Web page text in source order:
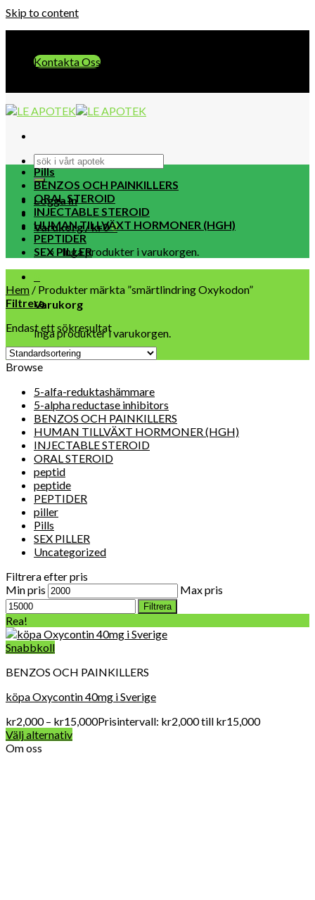
Skip to content
Kontakta Oss
Logga in
Varukorg /kr00
Inga produkter i varukorgen.
Varukorg
Inga produkter i varukorgen.
Pills
BENZOS OCH PAINKILLERS
ORAL STEROID
INJECTABLE STEROID
HUMAN TILLVÄXT HORMONER (HGH)
PEPTIDER
SEX PILLER
Hem / Produkter märkta ”smärtlindring Oxykodon”
Filtrera
Endast ett sökresultat
Browse
5-alfa-reduktashämmare
5-alpha reductase inhibitors
BENZOS OCH PAINKILLERS
HUMAN TILLVÄXT HORMONER (HGH)
INJECTABLE STEROID
ORAL STEROID
peptid
peptide
PEPTIDER
piller
Pills
SEX PILLER
Uncategorized
Filtrera efter pris
Min pris
Max pris
Filtrera
Rea!
Snabbkoll
BENZOS OCH PAINKILLERS
köpa Oxycontin 40mg i Sverige
kr2,000 – kr15,000Prisintervall: kr2,000 till kr15,000
Välj alternativ
Om oss